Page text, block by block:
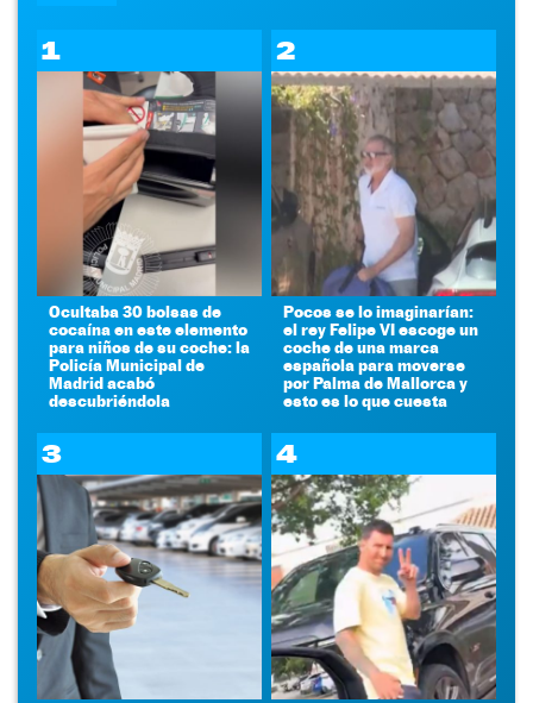
1
Ocultaba 30 bolsas de
cocaína en este elemento
para niños de su coche: la
Policía Municipal de
Madrid acabó
descubriéndola
2
Pocos se lo imaginarían:
el rey Felipe VI escoge un
coche de una marca
española para moverse
por Palma de Mallorca y
esto es lo que cuesta
3 4